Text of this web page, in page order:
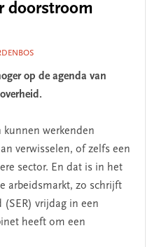
doorstroom
op de agenda van
kunnen werkenden
verwisselen, of zelfs een
sector. En dat is in het
arbeidsmarkt, zo schrijft
(SER) vrijdag in een
heeft om een